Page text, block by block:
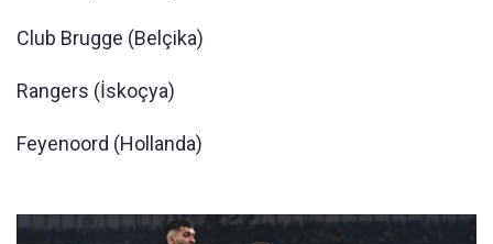
Club Brugge (Belçika)
Rangers (İskoçya)
Feyenoord (Hollanda)